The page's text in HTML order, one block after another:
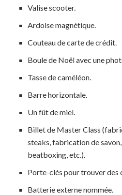
Valise scooter.
Ardoise magnétique.
Couteau de carte de crédit.
Boule de Noël avec une
Tasse de caméléon.
Barre horizontale.
Un fût de miel.
Billet de Master Class
steaks, fabrication de
beatboxing, etc.).
Porte-clés pour trouver des
Batterie externe nommée.